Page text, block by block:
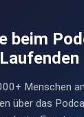
beim
Menschen
über das